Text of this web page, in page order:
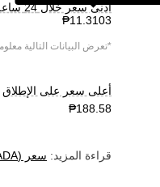
أدنى سعر خلال 24 ساعة
*تعرض البيانات التالية
أعلى سعر على الإطلاق
قراءة المزيد: سعر )